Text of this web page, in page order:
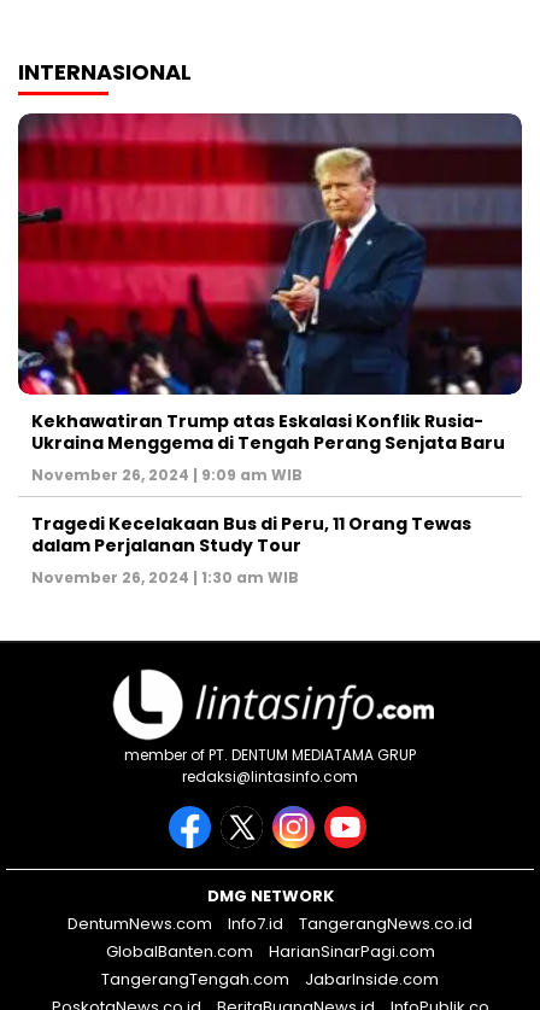
INTERNASIONAL
Kekhawatiran Trump atas Eskalasi Konflik Rusia-
Ukraina Menggema di Tengah Perang Senjata Baru
November 26, 2024 | 9:09 am WIB
Tragedi Kecelakaan Bus di Peru, 11 Orang Tewas
dalam Perjalanan Study Tour
November 26, 2024 | 1:30 am WIB
member of PT. DENTUM MEDIATAMA GRUP
redaksi@lintasinfo.com
DMG NETWORK
DentumNews.com
Info7.id
TangerangNews.co.id
GlobalBanten.com
HarianSinarPagi.com
TangerangTengah.com
JabarInside.com